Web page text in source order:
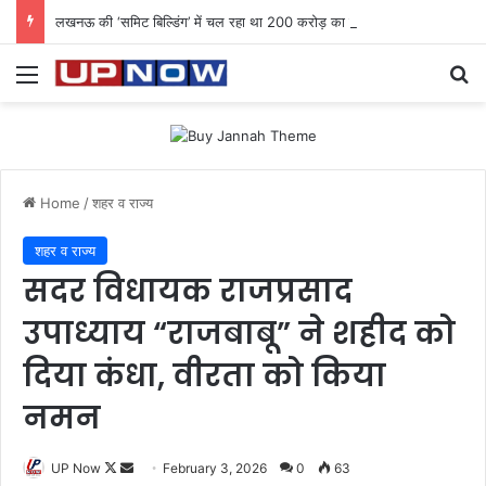
Menu
Home /शहर व राज्य
शहर व राज्य
सदर विधायक राजप्रसाद
उपाध्याय “राजबाबू” ने शहीद को
दिया कंधा, वीरता को किया
नमन
UP Now
Follow
Send February 3, 2026 0 63